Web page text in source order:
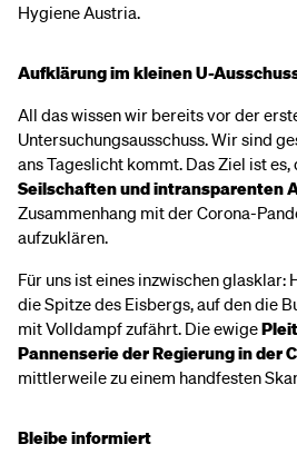
Hygiene Austria.
Aufklärung im kleinen U-
All das wissen wir bereits vor der
Untersuchungsausschuss. Wir sind
ans Tageslicht kommt. DasZiel ist es,
Seilschaften und intransparenten
Zusammenhang mit der Corona-
aufzuklären.
Für uns ist eines inzwischen glasklar:
die Spitze des Eisbergs, auf den die
mit Volldampf zufährt. Die ewige
Pannenserie der Regierung in der
mittlerweile zu einem handfesten
Bleibe informiert